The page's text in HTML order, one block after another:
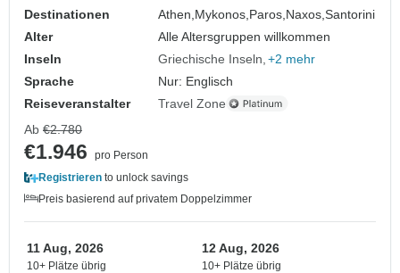
Destinationen
Athen, Mykonos, Paros, Naxos,Santorini
Alter
Alle Altersgruppen willkommen
Inseln
Griechische Inseln +2 mehr
Sprache
Nur: Englisch
Reiseveranstalter
Travel Zone
Ab €2.780
€1.946
pro Person
Registrieren to unlock savings
Preis basierend auf privatem Doppelzimmer
11 Aug, 2026
10+ Plätze übrig
12 Aug, 2026
10+ Plätze übrig